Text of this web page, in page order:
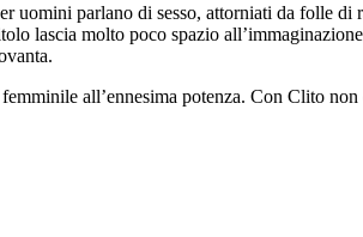
uomini parlano di sesso, attorniati da folle
lascia molto poco spazio
all’ennesima potenza. Con Clito non